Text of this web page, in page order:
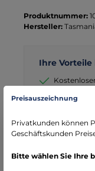
Produktnummer:
Hersteller:
Ihre Vorteile
schneller
Bereich
Preisauszeichnung
Privatkunden können
Geschäftskunden
Bitte wählen Sie Ihre